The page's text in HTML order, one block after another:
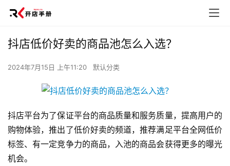
抖店低价好卖的商品池怎么入选？
2024年7月15日 上午11:20 默认分类
抖店平台为了保证平台的商品质量和服务质量，提高用户的
购物体验，推出了低价好卖的频道，推荐满足平台全网低价
标签、有一定竞争力的商品，入池的商品会获得更多的曝光
机会。